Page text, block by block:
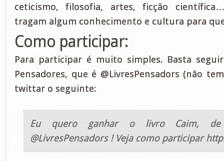
ceticismo, filosofia, artes, ficção
tragam algum conhecimento e cultura para
Como participar:
Para participar é muito simples. Basta
Pensadores, que é @LivresPensadors (não
twittar o seguinte:
Eu quero ganhar o livro Caim, de
@LivresPensadors ! Veja como participar